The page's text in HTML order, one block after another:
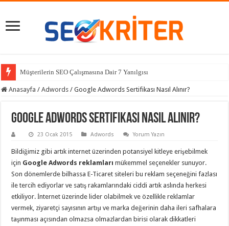
Müşterilerin SEO Çalışmasına Dair 7 Yanılgısı
Anasayfa / Adwords / Google Adwords Sertifikası Nasıl Alınır?
Google Adwords Sertifikası Nasıl Alınır?
23 Ocak 2015 Adwords Yorum Yazın
Bildiğimiz gibi artık internet üzerinden potansiyel kitleye erişebilmek
için Google Adwords reklamları mükemmel seçenekler sunuyor.
Son dönemlerde bilhassa E-Ticaret siteleri bu reklam seçeneğini fazlası
ile tercih ediyorlar ve satış rakamlarındaki ciddi artık aslında herkesi
etkiliyor. İnternet üzerinde lider olabilmek ve özellikle reklamlar
vermek, ziyaretçi sayısının artışı ve marka değerinin daha ileri safhalara
taşınması açısından olmazsa olmazlardan birisi olarak dikkatleri